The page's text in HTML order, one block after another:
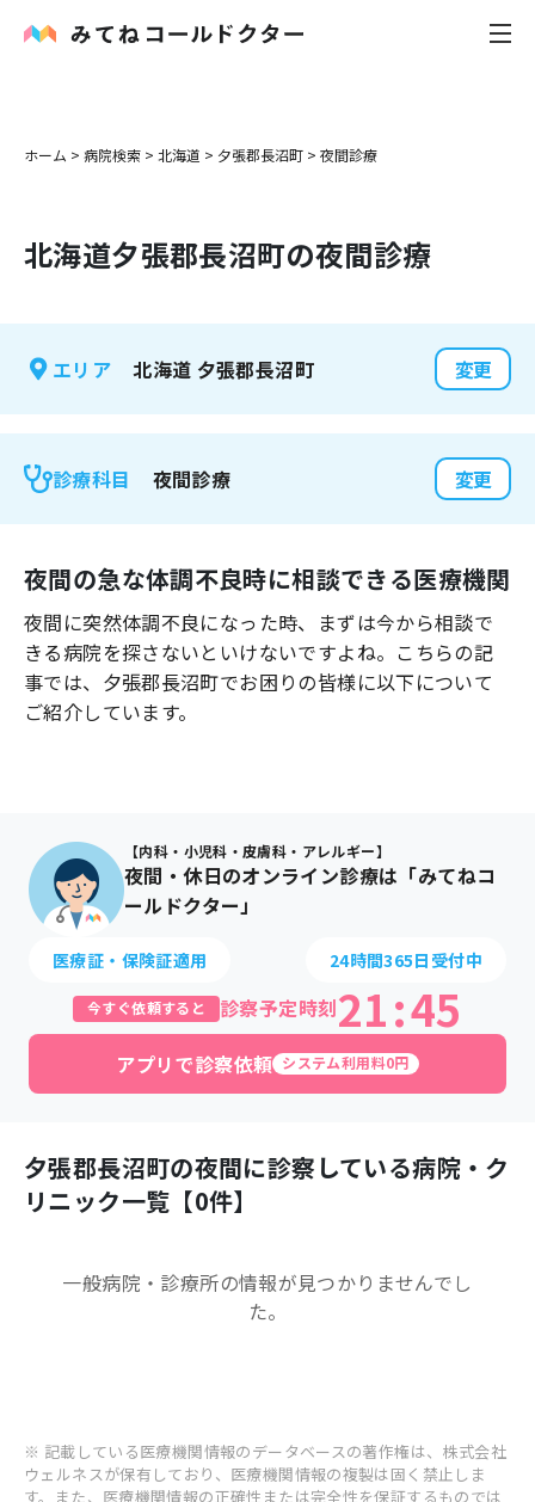
内科
花粉症
感染症
よくあるご質問
ホーム > 病院検索 > 北海道 > 夕張郡長沼町 > 夜間診療
北海道夕張郡長沼町の夜間診療
エリア 北海道 夕張郡長沼町 変更
診療科目 夜間診療 変更
夜間の急な体調不良時に相談できる医療機関
夜間に突然体調不良になった時、まずは今から相談で
きる病院を探さないといけないですよね。こちらの記
事では、 夕張郡長沼町でお困りの皆様に以下について
ご紹介しています。
【内科・小児科・皮膚科・アレルギー】
夜間・休日のオンライン診療は「みてねコ
ールドクター」
医療証・保険証適用 24時間365日受付中
今すぐ依頼すると 診察予定時刻21:45
アプリで診察依頼 システム利用料0円
夕張郡長沼町の夜間に診察している病院・ク
リニック一覧【0件】
一般病院・診療所の情報が見つかりませんでし
た。
※ 記載している医療機関情報のデータベースの著作権は、株式会社
ウェルネスが保有しており、医療機関情報の複製は固く禁止しま
す。また、医療機関情報の正確性または完全性を保証するものでは